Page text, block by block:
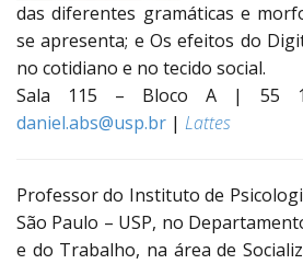
das diferentes gramáticas e
se apresenta; e Os efeitos do
no cotidiano e no tecido social.
Sala 115 – Bloco A | 55
daniel.abs@usp.br | Lattes
Professor do Instituto de
São Paulo – USP, no
e do Trabalho, na área de